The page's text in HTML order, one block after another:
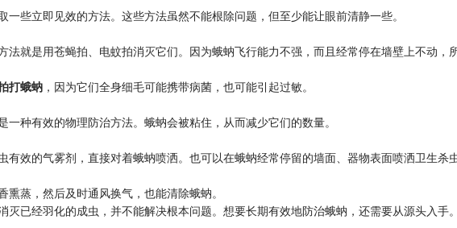
一些立即见效的方法。这些方法虽然不能根除问题，但至少能让眼前清静一些。
法就是用苍蝇拍、电蚊拍消灭它们。因为蛾蚋飞行能力不强，而且经常停在墙壁上不动，
打蛾蚋 ，因为它们全身细毛可能携带病菌，也可能引起过敏。
种有效的物理防治方法。蛾蚋会被粘住，从而减少它们的数量。
有效的气雾剂，直接对着蛾蚋喷洒。也可以在蛾蚋经常停留的墙面、器物表面喷洒卫生杀
蒸，然后及时通风换气，也能清除蛾蚋。
灭已经羽化的成虫，并不能解决根本问题。想要长期有效地防治蛾蚋，还需要从源头入手。